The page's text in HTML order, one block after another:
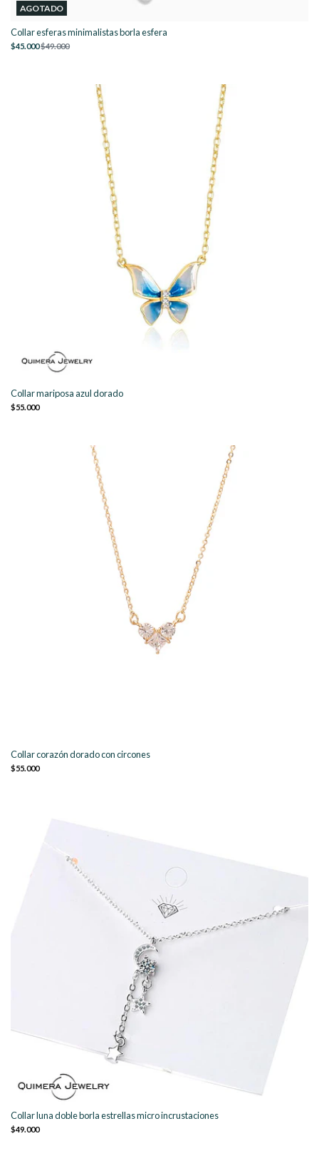
AGOTADO
Collar esferas minimalistas borla esfera
$45.000$49.000
Collar mariposa azul dorado
$55.000
Collar corazón dorado con circones
$55.000
Collar luna doble borla estrellas micro incrustaciones
$49.000